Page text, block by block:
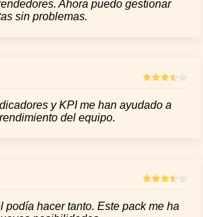
Ahora puedo gestionar
sin problemas.
y KPI me han ayudado a
del equipo.
podía hacer tanto. Este pack me ha